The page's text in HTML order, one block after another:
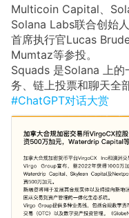
Multicoin Capital、
Solana Labs联合创始
首席执行官Lucas
Mumtaz等参投。
Squads 是Solana 上的
务、链上投票和聊天全
#ChatGPT对话大赏